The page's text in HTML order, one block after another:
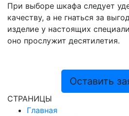
При выборе шкафа следует
качеству, а не гнаться за
изделие у настоящих
оно прослужит десятилетия.
Оставить
СТРАНИЦЫ
Главная